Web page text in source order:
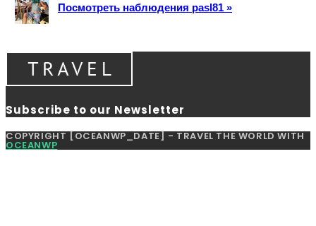
Посмотреть наблюдения pasl81 »
Subscribe to our Newsletter
COPYRIGHT [OCEANWP_DATE] - TRAVEL THE WORLD WITH
OCEANWP